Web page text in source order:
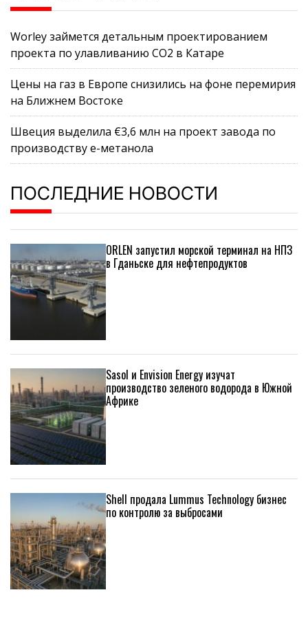
Worley займется детальным проектированием
проекта по улавливанию CO2 в Катаре
Цены на газ в Европе снизились на фоне перемирия
на Ближнем Востоке
Швеция выделила €3,6 млн на проект завода по
производству е-метанола
ПОСЛЕДНИЕ НОВОСТИ
ORLEN запустил морской терминал на НПЗ
в Гданьске для нефтепродуктов
Sasol и Envision Energy изучат
производство зеленого водорода в Южной
Африке
Shell продала Lummus Technology бизнес
по контролю за выбросами